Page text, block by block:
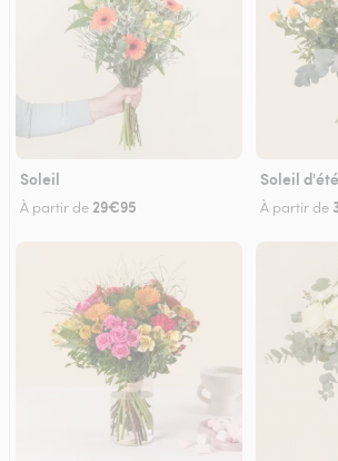
Soleil
À partir de 29€95
Soleil d'été
À partir de